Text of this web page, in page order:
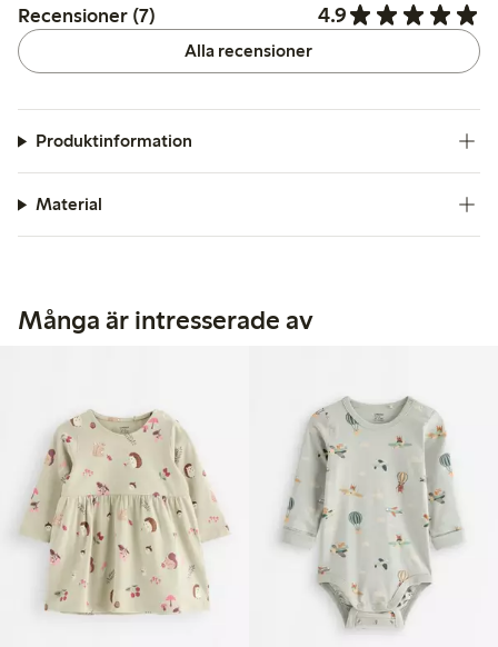
Recensioner (7) 4.9
Alla recensioner
Produktinformation
Material
Många är intresserade av